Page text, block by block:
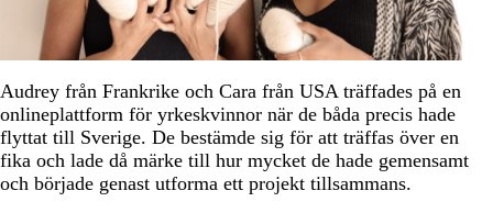
Audrey från Frankrike och Cara från USA träffades på en
onlineplattform för yrkeskvinnor när de båda precis hade
flyttat till Sverige. De bestämde sig för att träffas över en
fika och lade då märke till hur mycket de hade gemensamt
och började genast utforma ett projekt tillsammans.